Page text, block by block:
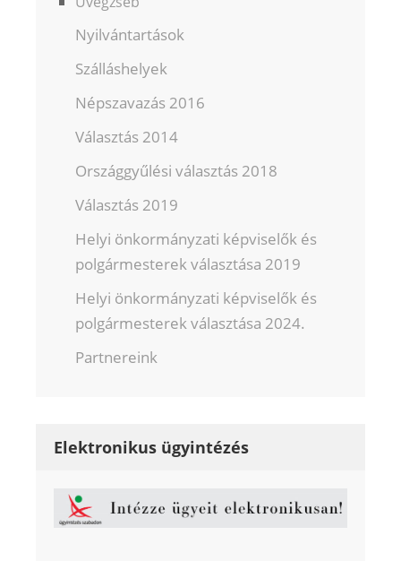
Nyilvántartások
Szálláshelyek
Népszavazás 2016
Választás 2014
Országgyűlési választás 2018
Választás 2019
Helyi önkormányzati képviselők és
polgármesterek választása 2019
Helyi önkormányzati képviselők és
polgármesterek választása 2024.
Partnereink
Elektronikus ügyintézés